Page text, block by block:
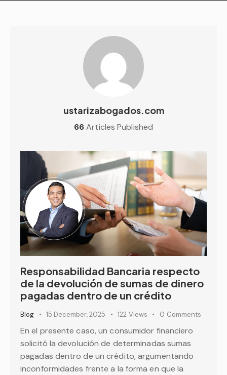
ustarizabogados.com
66Articles Published
Responsabilidad Bancaria respecto
de la devolución de sumas de dinero
pagadas dentro de un crédito
Blog 15 December, 2025 122 Views 0 Comments
En el presente caso, un consumidor financiero
solicitó la devolución de determinadas sumas
pagadas dentro de un crédito, argumentando
inconformidades frente a la forma en que la